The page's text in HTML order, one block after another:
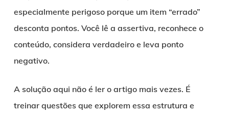
especialmente perigoso porque um item “errado”
desconta pontos. Você lê a assertiva, reconhece o
conteúdo, considera verdadeiro e leva ponto
negativo.
A solução aqui não é ler o artigo mais vezes. É
treinar questões que explorem essa estrutura e